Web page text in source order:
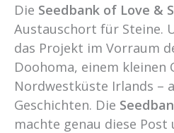
Die Seedbank of Love &
Austauschort für Steine.
das Projekt im Vorraum
Doohoma, einem kleinen
Nordwestküste Irlands –
Geschichten. Die
machte genau diese